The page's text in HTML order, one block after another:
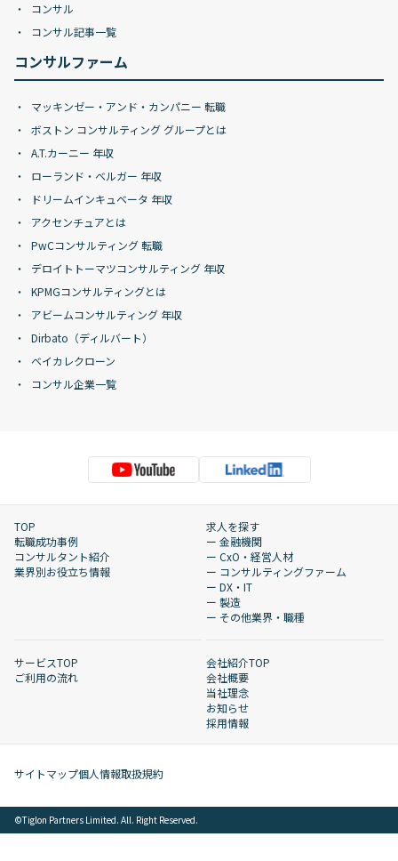
コンサル
コンサル記事一覧
コンサルファーム
マッキンゼー・アンド・カンパニー 転職
ボストン コンサルティング グループとは
A.T.カーニー 年収
ローランド・ベルガー 年収
ドリームインキュベータ 年収
アクセンチュアとは
PwCコンサルティング 転職
デロイトトーマツコンサルティング 年収
KPMGコンサルティングとは
アビームコンサルティング 年収
Dirbato（ディルバート）
ベイカレクローン
コンサル企業一覧
TOP
転職成功事例
コンサルタント紹介
業界別お役立ち情報
求人を探す
ー 金融機関
ー CxO・経営人材
ー コンサルティングファーム
ー DX・IT
ー 製造
ー その他業界・職種
サービスTOP
ご利用の流れ
会社紹介TOP
会社概要
当社理念
お知らせ
採用情報
サイトマップ個人情報取扱規約
©︎Tiglon Partners Limited. All. Right Reserved.